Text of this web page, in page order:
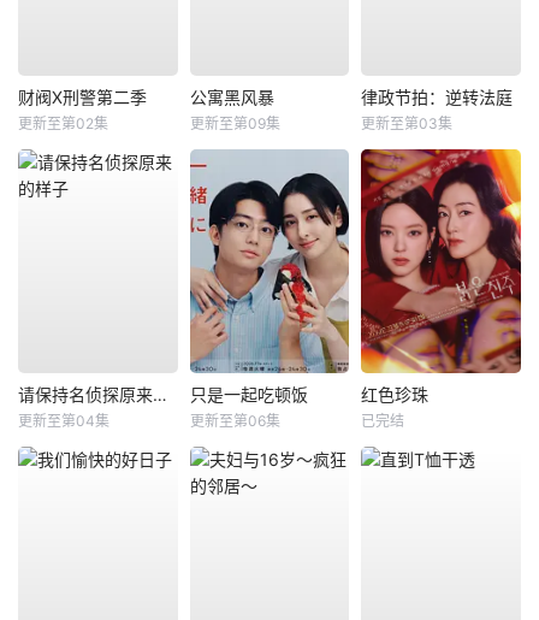
财阀X刑警第二季
更新至第02集
公寓黑风暴
更新至第09集
律政节拍：逆转法庭
更新至第03集
请保持名侦探原来的样子
更新至第04集
只是一起吃顿饭
更新至第06集
红色珍珠
已完结